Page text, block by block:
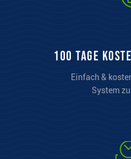
100 Tage
Einfach &
System